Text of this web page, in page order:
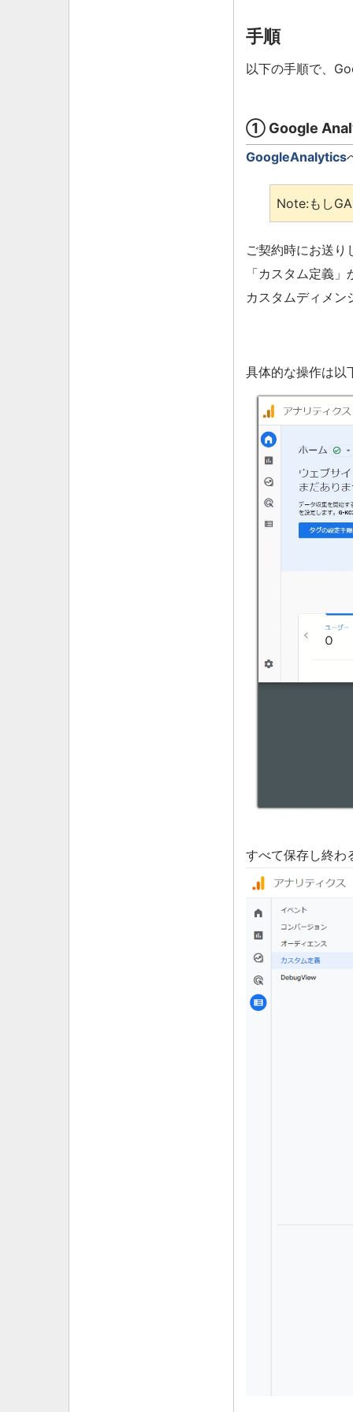
手順
以下の手順で、
① Google
GoogleAnalytics
もし
ご契約時にお送
「カスタム定義」
カスタムディメ
具体的な操作は以
すべて保存し終わ